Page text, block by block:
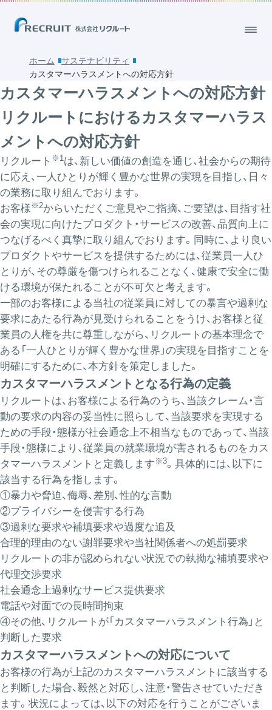
ホーム
サステナビリティ
カスタマーハラスメントへの対応方針
カスタマーハラスメントへの対応方針
リクルートにおけるカスタマーハラス
メントへの対応方針
リクルート ※1 は、新しい価値の創造を通じ、社会からの期待
に応え、一人ひとりが輝く豊かな世界の実現を目指し、日々
の業務に取り組んでおります。
お客様 ※2からいただくご意見やご指摘、ご要望は、目指す社
会の実現に向けたプロダクト・サービスの改善、品質向上に
つなげるべく真摯に取り組んでおります。同時に、より良い
プロダクトやサービスを提供するためには、従業員一人ひ
とりが、その尊厳を傷つけられることなく、健康で安全に働
ける環境が保たれることが不可欠と考えます。
一部のお客様による当社の従業員に対しての暴言や過剰な
要求にあたる行為が見受けられることをうけ、お客様と従
業員の人権を共に尊重しながら、リクルートの基本理念で
ある「一人ひとりが輝く豊かな世界」の実現を目指すことを
明確にするために、本方針を策定しました。
カスタマーハラスメントとなる行為の定義
リクルートは、お客様による行為のうち、当該クレーム・言
動の要求の内容の妥当性に照らして、当該要求を実現する
ための手段・態様が社会通念上不相当なものであって、当該
手段・態様により、従業員の就業環境が害されるものをカス
タマーハラスメントと定義します ※3。具体的には、以下に
該当する行為を指します。
①暴力や脅迫、侮辱、差別、性的な言動
②プライバシーを侵害する行為​
③過剰な要求や補填要求や過度な追及
合理的理由のない謝罪要求や当社関係者への処罰要求
リクルートの非が認められない状況での執拗な補填要求や
代理交渉要求
社会通念上過剰なサービス提供要求
電話や対面での長時間拘束
④その他、リクルートが「カスタマーハラスメント行為」と
判断した要求​
カスタマーハラスメントへの対応について
お客様の行為が上記のカスタマーハラスメントに該当する
と判断した場合、毅然と対応し、注意・警告させていただき
ます。状況によっては、以下の対応を行うことがございま